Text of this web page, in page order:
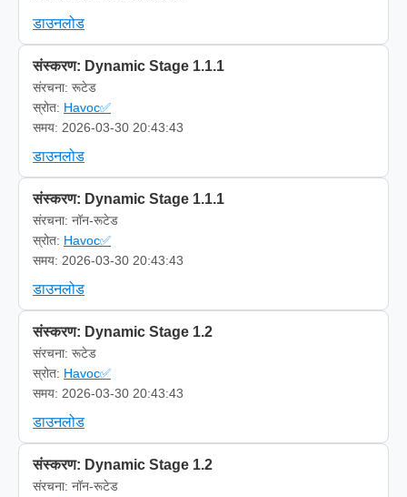
डाउनलोड
संस्करण: Dynamic Stage 1.1.1
संरचना: रूटेड
स्रोत: Havoc✅
समय: 2026-03-30 20:43:43
डाउनलोड
संस्करण: Dynamic Stage 1.1.1
संरचना: नॉन-रूटेड
स्रोत: Havoc✅
समय: 2026-03-30 20:43:43
डाउनलोड
संस्करण: Dynamic Stage 1.2
संरचना: रूटेड
स्रोत: Havoc✅
समय: 2026-03-30 20:43:43
डाउनलोड
संस्करण: Dynamic Stage 1.2
संरचना: नॉन-रूटेड